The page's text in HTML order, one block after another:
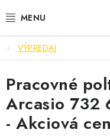
na
PRACOVNÁ A
VOĽNOČASOVÁ OBUV
VÝPREDAJ
VÝPREDAJ
Pracovné
Arcasio 732
- Akciová